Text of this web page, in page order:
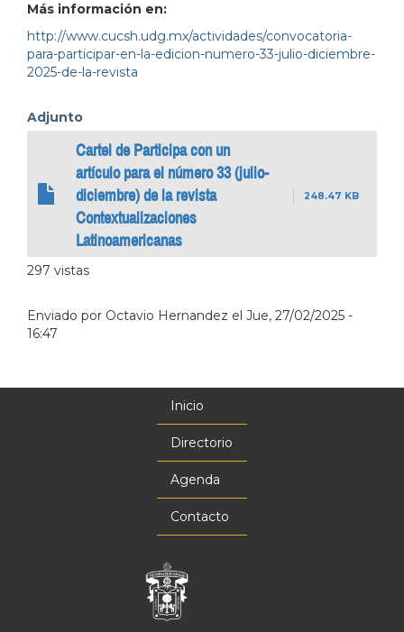
Más información en:
http://www.cucsh.udg.mx/actividades/convocatoria-
para-participar-en-la-edicion-numero-33-julio-diciembre-
2025-de-la-revista
Adjunto
Cartel de Participa con un
artículo para el número 33 (julio-
diciembre) de la revista
Contextualizaciones
Latinoamericanas
248.47 KB
297 vistas
Enviado por Octavio Hernandez el Jue, 27/02/2025 -
16:47
Inicio
Directorio
Agenda
Contacto